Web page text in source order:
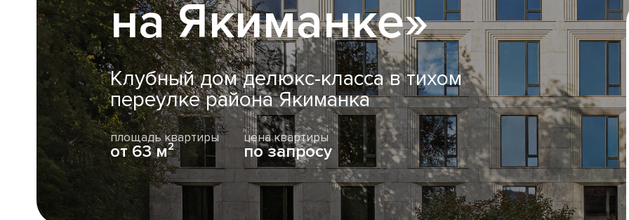
на Якиманке»
Клубный дом делюкс-класса в тихом
переулке района Якиманка
площадь квартиры
от 63 м²
цена квартиры
по запросу